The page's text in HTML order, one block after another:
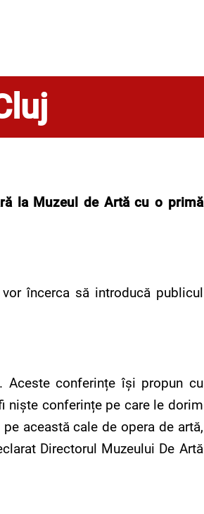
la Muzeul de Artă cu o primă
încerca să introducă publicul
Aceste conferințe își propun cu
niște conferințe pe care le dorim
această cale de opera de artă,
Directorul Muzeului De Artă